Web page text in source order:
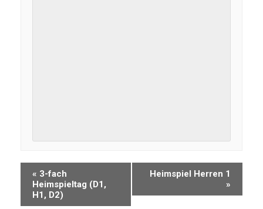
« 3-fach
Heimspieltag (D1,
H1, D2)
Heimspiel Herren 1
»